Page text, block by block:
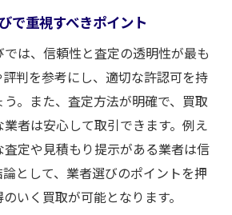
で重視すべきポイント
は、信頼性と査定の透明性が最も
判を参考にし、適切な許認可を持
。また、査定方法が明確で、買取
者は安心して取引できます。例え
定や見積もり提示がある業者は信
として、業者選びのポイントを押
いく買取が可能となります。